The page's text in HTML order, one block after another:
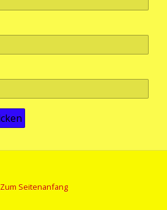
Zum Seitenanfang